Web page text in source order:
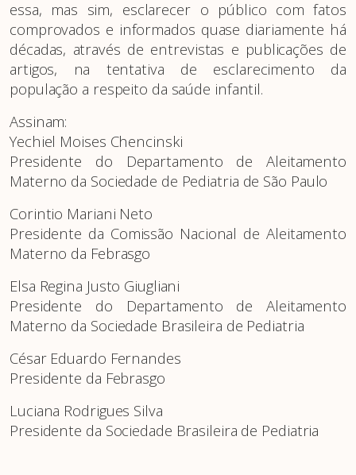
essa, mas sim, esclarecer o público com fatos
comprovados e informados quase diariamente há
décadas, através de entrevistas e publicações de
artigos, na tentativa de esclarecimento da
população a respeito da saúde infantil.
Assinam:
Yechiel Moises Chencinski
Presidente do Departamento de Aleitamento
Materno da Sociedade de Pediatria de São Paulo
Corintio Mariani Neto
Presidente da Comissão Nacional de Aleitamento
Materno da Febrasgo
Elsa Regina Justo Giugliani
Presidente do Departamento de Aleitamento
Materno da Sociedade Brasileira de Pediatria
César Eduardo Fernandes
Presidente da Febrasgo
Luciana Rodrigues Silva
Presidente da Sociedade Brasileira de Pediatria